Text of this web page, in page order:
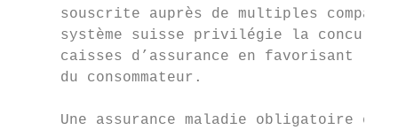
souscrite auprès de multiples
système suisse privilégie la
caisses d’assurance en favorisant le
du consommateur.
Une assurance maladie obligatoire